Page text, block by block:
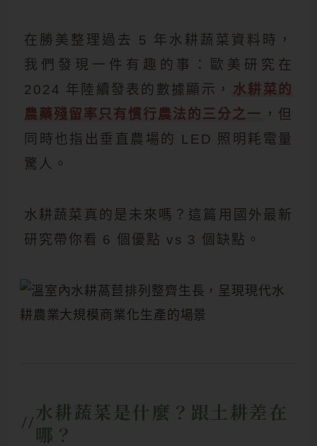
在勝美整理過去 5 年水耕蔬菜資料時，
我們發現一件有趣的事：歐美研究在
2024 年陸續發表的數據顯示，
水耕菜的
農藥殘留率只有慣行農法的三分之一 ，但
同時也指出垂直農場的 LED 照明耗電量
驚人。
水耕蔬菜真的是未來嗎？這篇用國外最新
研究帶你看 6 個優點 vs 3 個缺點。
水耕蔬菜是什麼？跟土耕差在
哪？